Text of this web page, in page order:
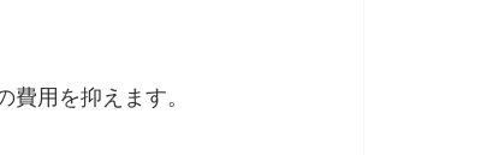
用を抑えます。